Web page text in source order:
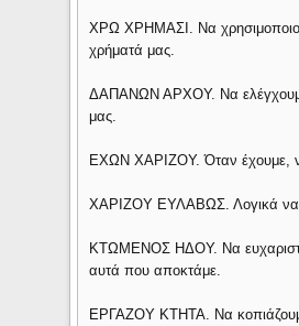
ΧΡΩ ΧΡΗΜΑΣΙ. Να
χρήματά μας.
ΔΑΠΑΝΩΝ ΑΡΧΟΥ. Να
μας.
ΕΧΩΝ ΧΑΡΙΖΟΥ. Όταν έχουμε,
ΧΑΡΙΖΟΥ ΕΥΛΑΒΩΣ. Λογικά να
ΚΤΩΜΕΝΟΣ ΗΔΟΥ. Να
αυτά που αποκτάμε.
ΕΡΓΑΖΟΥ ΚΤΗΤΑ. Να